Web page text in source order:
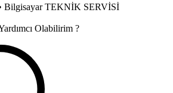
TEKNİK SERVİSİ
Olabilirim ?